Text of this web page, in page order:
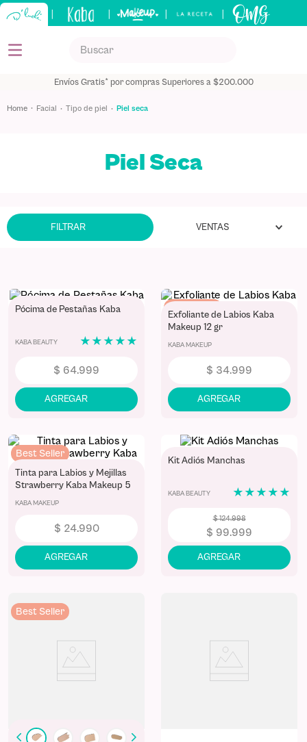
Envíos Gratis* por compras Superiores a $200.000
facial tipo de piel piel seca
Piel Seca
FILTRAR VENTAS
Best Seller
Pócima de Pestañas Kaba
KABA BEAUTY ★ ★ ★ ★ ★
$ 64.999
Exfoliante de Labios Kaba
Makeup 12 gr
KABA MAKEUP
$ 34.999
Best Seller
Tinta para Labios y Mejillas
Strawberry Kaba Makeup 5
KABA MAKEUP
$ 24.990
Kit Adiós Manchas
KABA BEAUTY ★ ★ ★ ★ ★
$124.998
$ 99.999
Best Seller
TÉRMINOS MÁS BUSCADOS